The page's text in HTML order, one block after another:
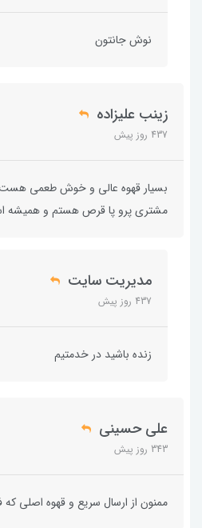
نوش جانتون
زینب علیزاده
437 روز پیش
بسیار قهوه عالی و خوش طعمی
مشتری پرو پا قرص هستم و همیشه
مدیریت سایت
437 روز پیش
زنده باشید در خدمتیم
علی حسینی
343 روز پیش
ممنون از ارسال سریع و قهوه اصلی که